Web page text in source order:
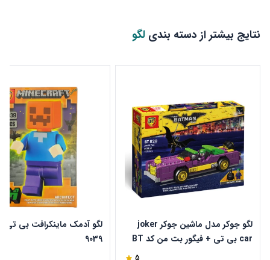
نتایج بیشتر از دسته بندی لگو
لگو جوکر مدل ماشین جوکر joker
car بی تی + فیگور بت من کد BT
9039